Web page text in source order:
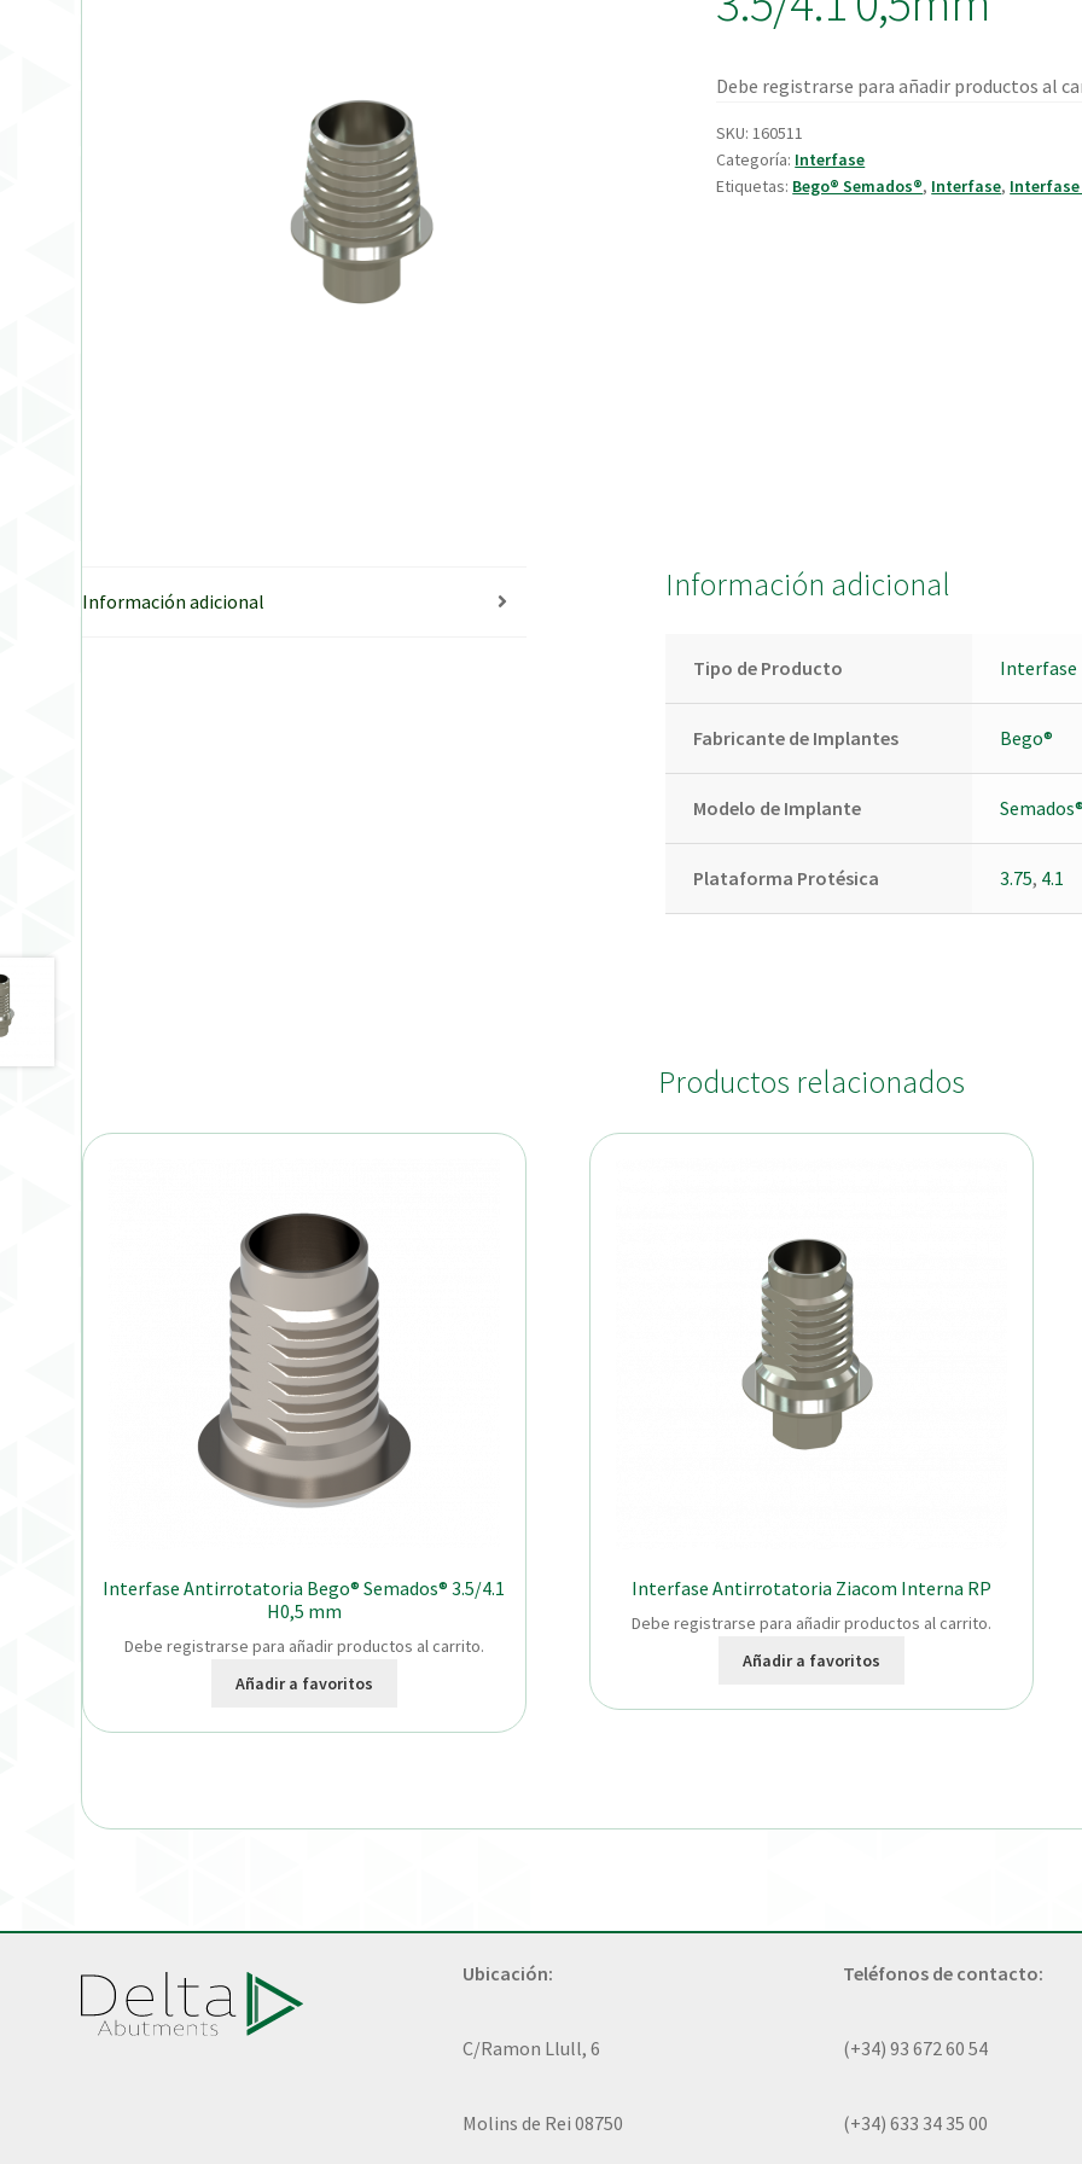
Debe registrarse para añadir productos al
SKU:160511
Categoría: Interfase
Etiquetas: Bego® Semados®, Interfase,
Información adicional Información adicional
Tipo de Producto Interfase
Fabricante de Implantes Bego®
Modelo de Implante
Plataforma Protésica 3.75, 4.1
Productos relacionados
Interfase Antirrotatoria Bego® Semados® 3.5/4.1
H0,5 mm
Debe registrarse para añadir productos al carrito.
Añadir a favoritos
Interfase Antirrotatoria Ziacom Interna RP
Debe registrarse para añadir productos al carrito.
Añadir a favoritos
Ubicación:
C/Ramon Llull, 6
Molins de Rei 08750
Teléfonos de contacto:
(+34) 93 672 60 54
(+34) 633 34 35 00